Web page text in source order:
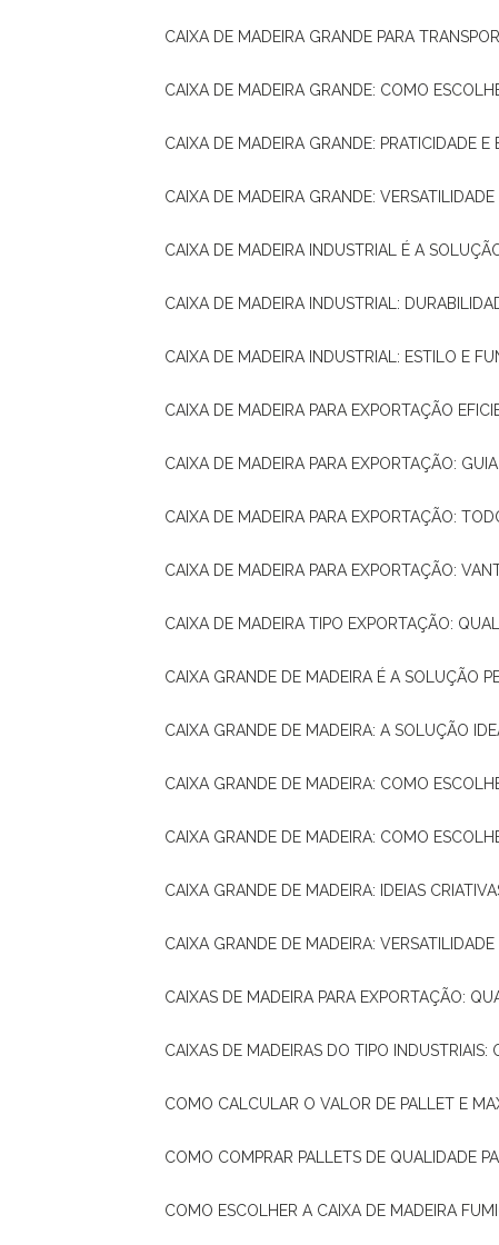
CAIXA DE MADEIRA GRANDE PARA
CAIXA DE MADEIRA GRANDE: COMO
CAIXA DE MADEIRA GRANDE: PRATICIDADE E
CAIXA DE MADEIRA GRANDE:
CAIXA DE MADEIRA INDUSTRIAL É A
CAIXA DE MADEIRA INDUSTRIAL:
CAIXA DE MADEIRA INDUSTRIAL: ESTILO E
CAIXA DE MADEIRA PARA EXPORTAÇÃO
CAIXA DE MADEIRA PARA EXPORTAÇÃO:
CAIXA DE MADEIRA PARA EXPORTAÇÃO:
CAIXA DE MADEIRA PARA EXPORTAÇÃO:
CAIXA DE MADEIRA TIPO EXPORTAÇÃO:
CAIXA GRANDE DE MADEIRA É A SOLUÇÃO
CAIXA GRANDE DE MADEIRA: A SOLUÇÃO
CAIXA GRANDE DE MADEIRA: COMO
CAIXA GRANDE DE MADEIRA: COMO
CAIXA GRANDE DE MADEIRA: IDEIAS
CAIXA GRANDE DE MADEIRA: VERSATILIDADE
CAIXAS DE MADEIRA PARA EXPORTAÇÃO:
CAIXAS DE MADEIRAS DO TIPO
COMO CALCULAR O VALOR DE PALLET E
COMO COMPRAR PALLETS DE QUALIDADE
COMO ESCOLHER A CAIXA DE MADEIRA